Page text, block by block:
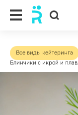
Все виды кейтеринга
Блинчики с икрой и